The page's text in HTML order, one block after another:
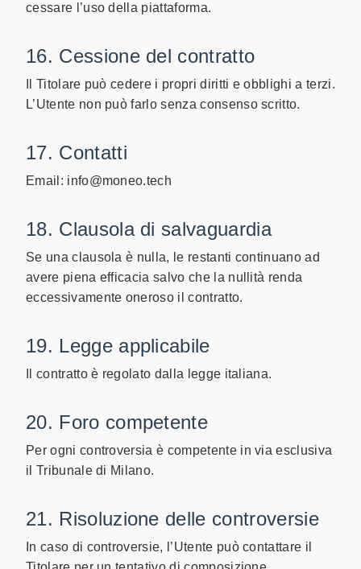
cessare l’uso della piattaforma.
16. Cessione del contratto
Il Titolare può cedere i propri diritti e obblighi a terzi.
L’Utente non può farlo senza consenso scritto.
17. Contatti
Email: info@moneo.tech
18. Clausola di salvaguardia
Se una clausola è nulla, le restanti continuano ad
avere piena efficacia salvo che la nullità renda
eccessivamente oneroso il contratto.
19. Legge applicabile
Il contratto è regolato dalla legge italiana.
20. Foro competente
Per ogni controversia è competente in via esclusiva
il Tribunale di Milano.
21. Risoluzione delle controversie
In caso di controversie, l’Utente può contattare il